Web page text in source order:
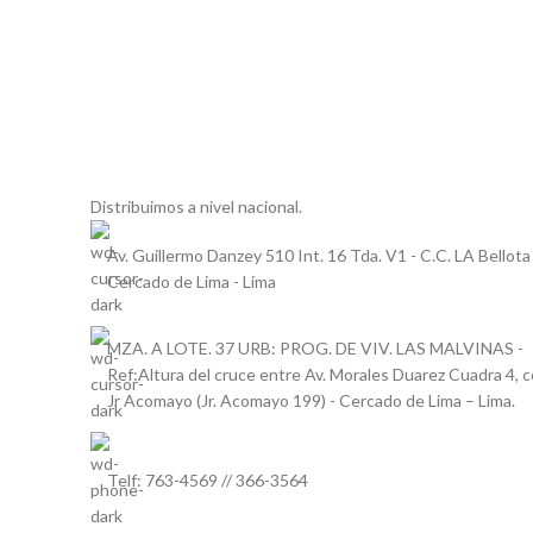
Distribuimos a nivel nacional.
Av. Guillermo Danzey 510 Int. 16 Tda. V1 - C.C. LA Bellota
Cercado de Lima - Lima
MZA. A LOTE. 37 URB: PROG. DE VIV. LAS MALVINAS -
Ref:Altura del cruce entre Av. Morales Duarez Cuadra 4,
Jr Acomayo (Jr. Acomayo 199) - Cercado de Lima – Lima.
Telf: 763-4569 // 366-3564